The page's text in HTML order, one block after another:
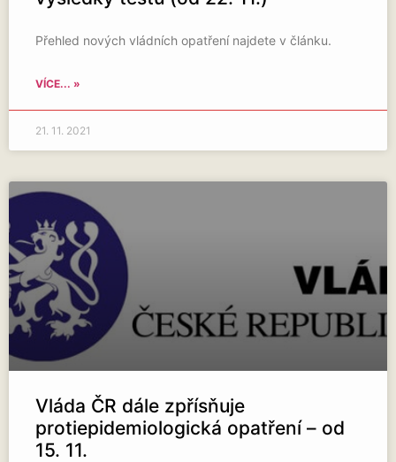
Přehled nových vládních opatření najdete v článku.
VÍCE... »
21. 11. 2021
Vláda ČR dále zpřísňuje
protiepidemiologická opatření – od
15. 11.